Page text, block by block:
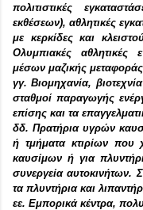
πολιτιστικές
εκθέσεων), αθλητικές
με κερκίδες και
Ολυμπιακές αθλητικές
μέσων μαζικής
γγ. Βιομηχανία,
σταθμοί παραγωγής
επίσης και τα
δδ. Πρατήρια υγρών
ή τμήματα κτιρίων που
καυσίμων ή για
συνεργεία αυτοκινήτων.
τα πλυντήρια και
εε. Εμπορικά κέντρα,